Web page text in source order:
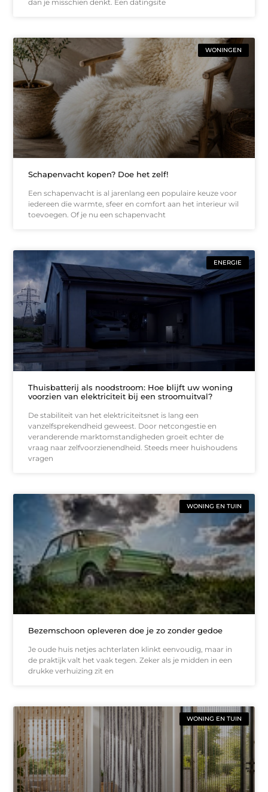
dan je misschien denkt. Een datingsite
WONINGEN
Schapenvacht kopen? Doe het zelf!
Een schapenvacht is al jarenlang een populaire keuze voor
iedereen die warmte, sfeer en comfort aan het interieur wil
toevoegen. Of je nu een schapenvacht
ENERGIE
Thuisbatterij als noodstroom: Hoe blijft uw woning
voorzien van elektriciteit bij een stroomuitval?
De stabiliteit van het elektriciteitsnet is lang een
vanzelfsprekendheid geweest. Door netcongestie en
veranderende marktomstandigheden groeit echter de
vraag naar zelfvoorzienendheid. Steeds meer huishoudens
vragen
WONING EN TUIN
Bezemschoon opleveren doe je zo zonder gedoe
Je oude huis netjes achterlaten klinkt eenvoudig, maar in
de praktijk valt het vaak tegen. Zeker als je midden in een
drukke verhuizing zit en
WONING EN TUIN